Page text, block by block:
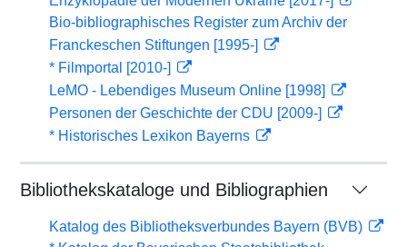
Bio-bibliographisches Register zum Archiv der
Franckeschen Stiftungen [1995-]
* Filmportal [2010-]
LeMO - Lebendiges Museum Online [1998]
Personen der Geschichte der CDU [2009-]
* Historisches Lexikon Bayerns
Bibliothekskataloge und Bibliographien
Katalog des Bibliotheksverbundes Bayern (BVB)